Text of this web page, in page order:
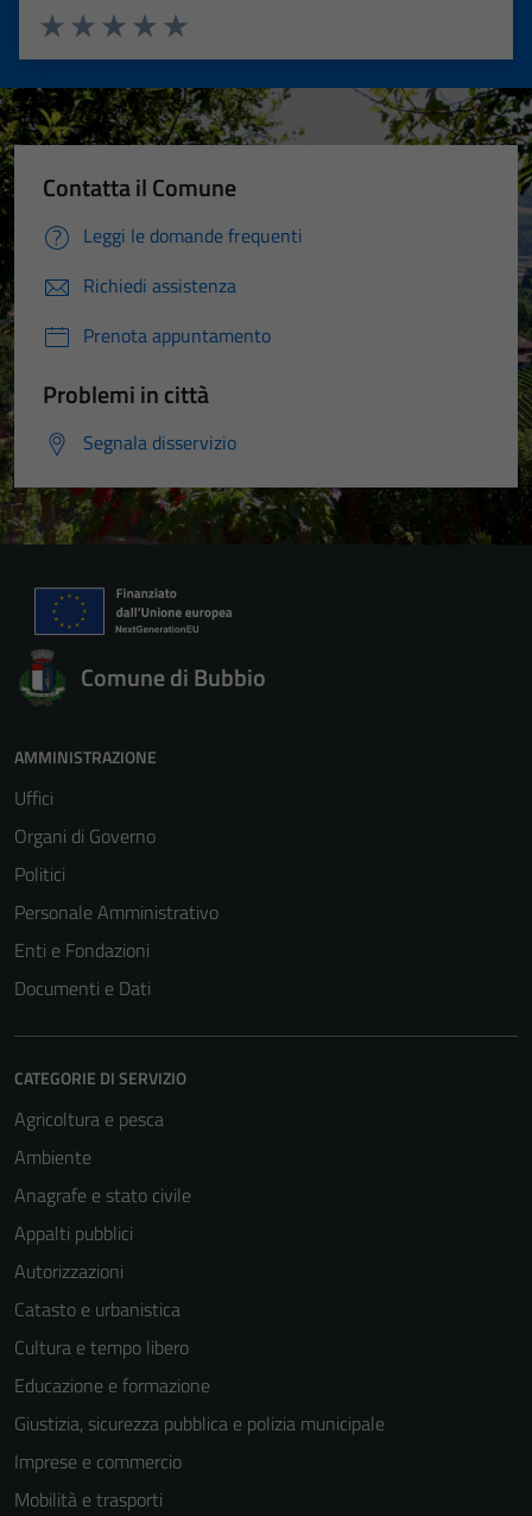
Valuta 5 stelle su 5
Valuta 4 stelle su 5
Valuta 3 stelle su 5
Valuta 2 stelle su 5
Valuta 1 stelle su 5
Contatta il Comune
Leggi le domande frequenti
Richiedi assistenza
Prenota appuntamento
Problemi in città
Segnala disservizio
Comune di Bubbio
AMMINISTRAZIONE
Uffici
Organi di Governo
Politici
Personale Amministrativo
Enti e Fondazioni
Documenti e Dati
CATEGORIE DI SERVIZIO
Agricoltura e pesca
Ambiente
Anagrafe e stato civile
Appalti pubblici
Autorizzazioni
Catasto e urbanistica
Cultura e tempo libero
Educazione e formazione
Giustizia, sicurezza pubblica e polizia municipale
Imprese e commercio
Mobilità e trasporti